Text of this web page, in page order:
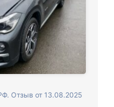
Отзыв от 13.08.2025